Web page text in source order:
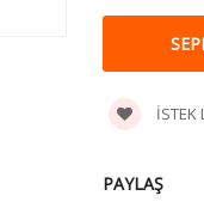
İSTEK
PAYLAŞ